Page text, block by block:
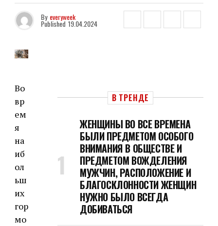
By everyweek
Published 19.04.2024
Во
вр
ем
я
на
иб
ол
ьш
их
гор
мо
В ТРЕНДЕ
ЖЕНЩИНЫ ВО ВСЕ ВРЕМЕНА
БЫЛИ ПРЕДМЕТОМ ОСОБОГО
ВНИМАНИЯ В ОБЩЕСТВЕ И
ПРЕДМЕТОМ ВОЖДЕЛЕНИЯ
МУЖЧИН, РАСПОЛОЖЕНИЕ И
БЛАГОСКЛОННОСТИ ЖЕНЩИН
НУЖНО БЫЛО ВСЕГДА
ДОБИВАТЬСЯ